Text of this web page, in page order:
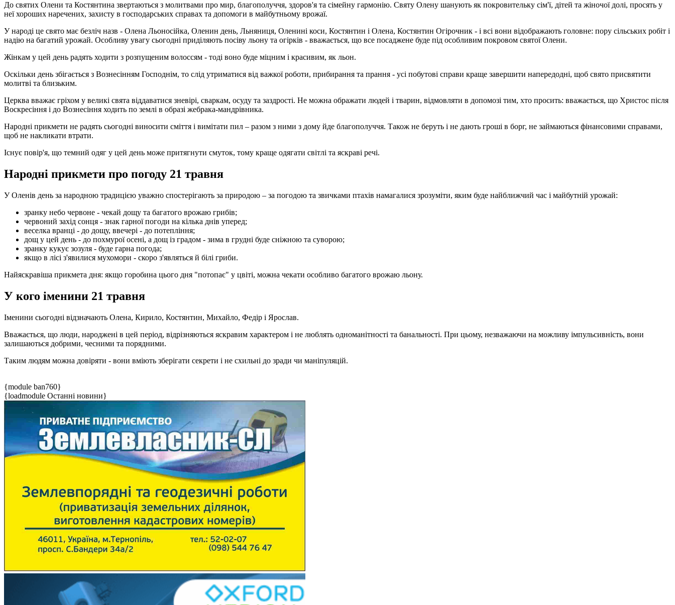
До святих Олени та Костянтина звертаються з молитвами про мир, благополуччя, здоров'я та сімейну гармонію. Святу Олену шанують як покровительку сім'ї, дітей та жіночої долі, просять у
неї хороших наречених, захисту в господарських справах та допомоги в майбутньому врожаї.
У народі це свято має безліч назв - Олена Льоносійка, Оленин день, Льняниця, Оленині коси, Костянтин і Олена, Костянтин Огірочник - і всі вони відображають головне: пору сільських робіт і
надію на багатий урожай. Особливу увагу сьогодні приділяють посіву льону та огірків - вважається, що все посаджене буде під особливим покровом святої Олени.
Жінкам у цей день радять ходити з розпущеним волоссям - тоді воно буде міцним і красивим, як льон.
Оскільки день збігається з Вознесінням Господнім, то слід утриматися від важкої роботи, прибирання та прання - усі побутові справи краще завершити напередодні, щоб свято присвятити
молитві та близьким.
Церква вважає гріхом у великі свята віддаватися зневірі, сваркам, осуду та заздрості. Не можна ображати людей і тварин, відмовляти в допомозі тим, хто просить: вважається, що Христос після
Воскресіння і до Вознесіння ходить по землі в образі жебрака-мандрівника.
Народні прикмети не радять сьогодні виносити сміття і вимітати пил – разом з ними з дому йде благополуччя. Також не беруть і не дають гроші в борг, не займаються фінансовими справами,
щоб не накликати втрати.
Існує повір'я, що темний одяг у цей день може притягнути смуток, тому краще одягати світлі та яскраві речі.
Народні прикмети про погоду 21 травня
У Оленів день за народною традицією уважно спостерігають за природою – за погодою та звичками птахів намагалися зрозуміти, яким буде найближчий час і майбутній урожай:
зранку небо червоне - чекай дощу та багатого врожаю грибів;
червоний захід сонця - знак гарної погоди на кілька днів уперед;
веселка вранці - до дощу, ввечері - до потепління;
дощ у цей день - до похмурої осені, а дощ із градом - зима в грудні буде сніжною та суворою;
зранку кукує зозуля - буде гарна погода;
якщо в лісі з'явилися мухомори - скоро з'являться й білі гриби.
Найяскравіша прикмета дня: якщо горобина цього дня "потопає" у цвіті, можна чекати особливо багатого врожаю льону.
У кого іменини 21 травня
Іменини сьогодні відзначають Олена, Кирило, Костянтин, Михайло, Федір і Ярослав.
Вважається, що люди, народжені в цей період, відрізняються яскравим характером і не люблять одноманітності та банальності. При цьому, незважаючи на можливу імпульсивність, вони
залишаються добрими, чесними та порядними.
Таким людям можна довіряти - вони вміють зберігати секрети і не схильні до зради чи маніпуляцій.
{module ban760}
{loadmodule Останні новини}